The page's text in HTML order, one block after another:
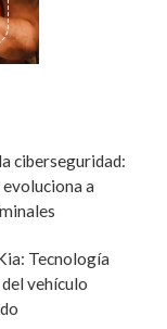
ciberseguridad:
a
Tecnología
vehículo